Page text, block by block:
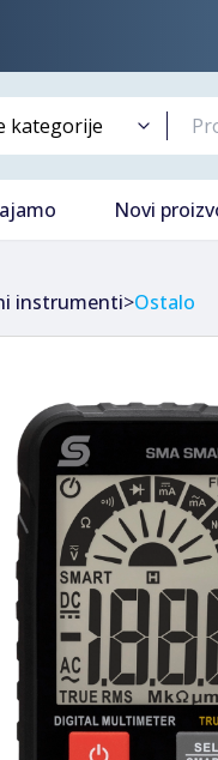
Novi
instrumenti>Ostalo